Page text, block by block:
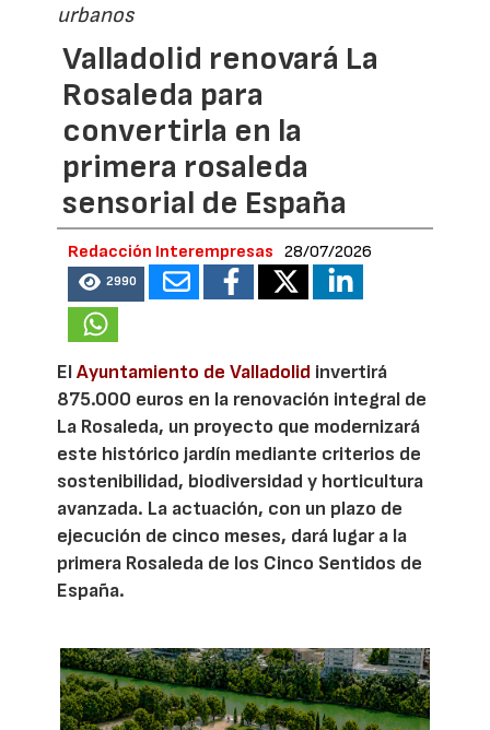
urbanos
Valladolid renovará La
Rosaleda para
convertirla en la
primera rosaleda
sensorial de España
Redacción Interempresas 28/07/2026
2990
ElAyuntamiento de Valladolid invertirá
875.000 euros en la renovación integral de
La Rosaleda, un proyecto que modernizará
este histórico jardín mediante criterios de
sostenibilidad, biodiversidad y horticultura
avanzada. La actuación, con un plazo de
ejecución de cinco meses, dará lugar a la
primera Rosaleda de los Cinco Sentidos de
España.